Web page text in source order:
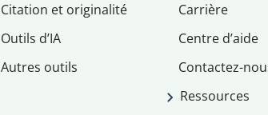
Citation et originalité
Outils d’IA
Autres outils
Carrière
Centre d’aide
Contactez-
Ressources